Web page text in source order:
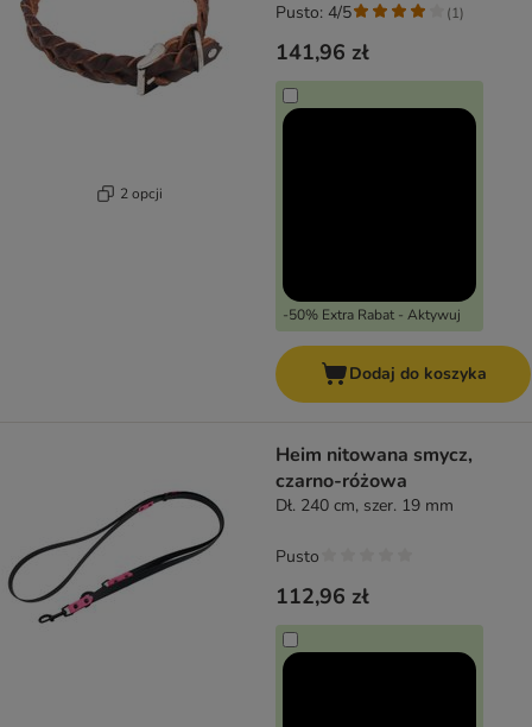
2 opcji
141,96 zł
-50% Extra Rabat - Aktywuj
Pusto: 4/5 (1)
Dodaj do koszyka
Heim nitowana smycz,
czarno-różowa
Dł. 240 cm, szer. 19 mm
112,96 zł
Pusto